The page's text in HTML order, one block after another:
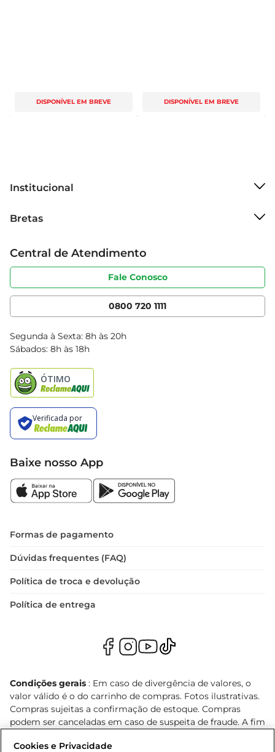
DISPONÍVEL EM BREVE DISPONÍVEL EM BREVE
Institucional
Grupo Cencosud
Sobre privacidade
Portal do fornecedor
Cencosud Media
Bretas
Produtos Bretas
Código de ética
Serviços
Clube Bretas
Blog Bretas
Black Friday
Central de Atendimento
Fale Conosco
0800 720 1111
Segunda à Sexta: 8h às 20h
Sábados: 8h às 18h
Baixe nosso App
Formas de pagamento
Dúvidas frequentes (FAQ)
Política de troca e devolução
Política de entrega
Condições gerais : Em caso de divergência de valores, o
valor válido é o do carrinho de compras. Fotos ilustrativas.
Compras sujeitas a confirmação de estoque. Compras
podem ser canceladas em caso de suspeita de fraude. A fim
nossas promoções, a compra de produtos com preços
Cookies e Privacidade